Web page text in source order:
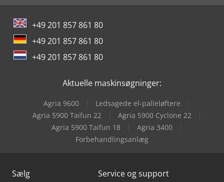
Mercedes-Benz V
Weinbrenner Tsv 6/3050
+49 201 857 861 80
+49 201 857 861 80
+49 201 857 861 80
Aktuelle maskinsøgninger:
Agria 9600
Ledsagede el-palleløftere
Agria 5900 Taifun 22
Agria 5900 Cyclone 22
Agria 5900 Taifun 18
Agria 3400
Forbehandlingsanlæg
Sælg Service og support